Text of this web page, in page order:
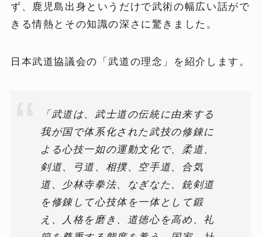
ず、鹿児島出身というだけで武術の幅広い話がで
きる情熱とその知識の深さに驚きました。
日本武道協議会の「武道の理念」を紹介します。
「武道は、武士道の伝統に由来する
我が国で体系化された武技の修錬に
よる心技一如の運動文化で、柔道、
剣道、弓道、相撲、空手道、合気
道、少林寺拳法、なぎなた、銃剣道
を修錬して心技体を一体として鍛
え、人格を磨き、道徳心を高め、礼